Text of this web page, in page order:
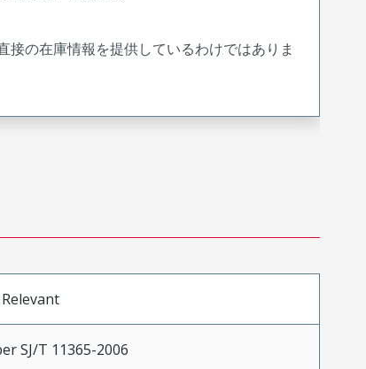
接の在庫情報を提供しているわけではありま
SJ/T 11365-2006